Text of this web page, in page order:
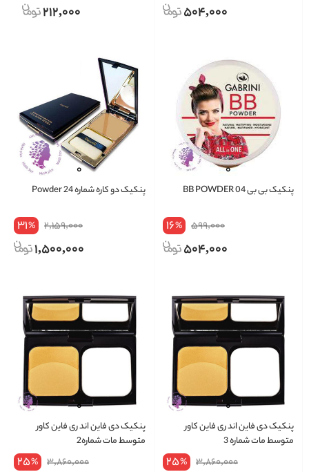
504,000
212,000
پنکیک بی بی BB POWDER 04
599,000
16%
504,000
پنکیک دو کاره شماره 24 Powder
2,159,000
31%
1,500,000
پنکیک دی فاین اند ری فاین کاور
متوسط مات شماره 3
3,860,000
25%
پنکیک دی فاین اند ری فاین کاور
متوسط مات شماره2
3,860,000
25%